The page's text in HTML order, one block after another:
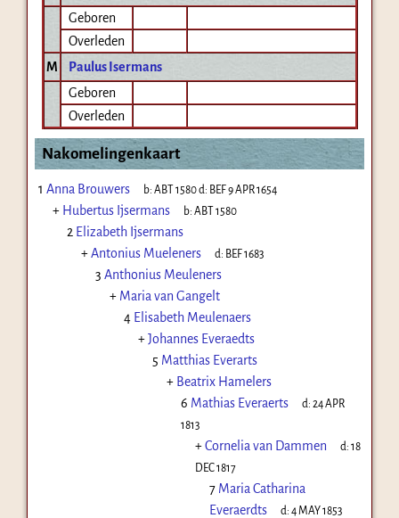
Geboren
Overleden
M
Paulus Isermans
Geboren
Overleden
Nakomelingenkaart
1 Anna Brouwers b:ABT 1580d: BEF 9 APR 1654
+ Hubertus Ijsermans b:ABT 1580
2 Elizabeth Ijsermans
+Antonius Mueleners d: BEF 1683
3 Anthonius Meuleners
+ Maria van Gangelt
4 Elisabeth Meulenaers
+Johannes Everaedts
5 Matthias Everarts
+ Beatrix Hamelers
6 Mathias Everaerts d:24 APR
1813
+Cornelia van Dammen d:18
DEC 1817
7 Maria Catharina
Everaerdts
d:4 MAY 1853